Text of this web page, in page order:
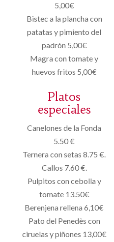
5,00€
Bistec a la plancha con
patatas y pimiento del
padrón 5,00€
Magra con tomate y
huevos fritos 5,00€
Platos
especiales
Canelones de la Fonda
5.50 €
Ternera con setas 8.75 €.
Callos 7.60 €.
Pulpitos con cebolla y
tomate 13.50€
Berenjena rellena 6,10€
Pato del Penedès con
ciruelas y piñones 13,00€